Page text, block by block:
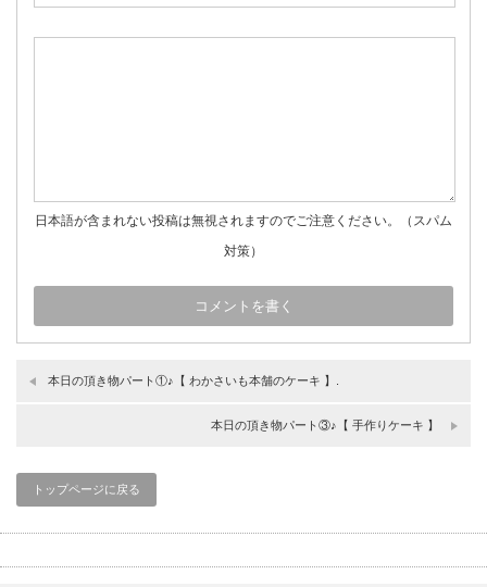
日本語が含まれない投稿は無視されますのでご注意ください。（スパム
対策）
本日の頂き物パート①♪【 わかさいも本舗のケーキ 】.
本日の頂き物パート③♪【 手作りケーキ 】
トップページに戻る